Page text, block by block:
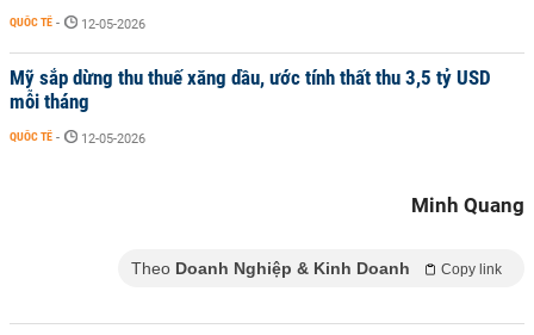
QUỐC TẾ - 12-05-2026
Mỹ sắp dừng thu thuế xăng dầu, ước tính thất thu 3,5 tỷ USD
mỗi tháng
QUỐC TẾ - 12-05-2026
Minh Quang
Theo Doanh Nghiệp & Kinh Doanh Copy link